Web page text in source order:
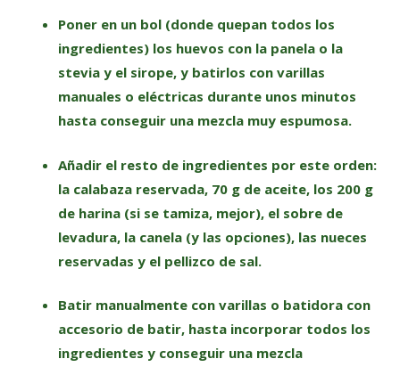
Poner en un bol (donde quepan todos los
ingredientes) los huevos con la panela o la
stevia y el sirope, y batirlos con varillas
manuales o eléctricas durante unos minutos
hasta conseguir una mezcla muy espumosa.
Añadir el resto de ingredientes por este orden:
la calabaza reservada, 70 g de aceite, los 200 g
de harina (si se tamiza, mejor), el sobre de
levadura, la canela (y las opciones), las nueces
reservadas y el pellizco de sal.
Batir manualmente con varillas o batidora con
accesorio de batir, hasta incorporar todos los
ingredientes y conseguir una mezcla